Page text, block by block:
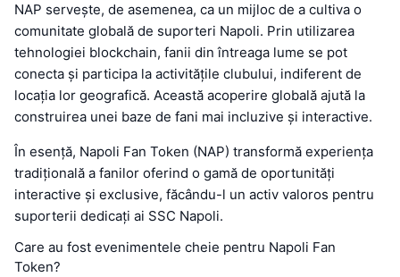
NAP servește, de asemenea, ca un mijloc de a cultiva o
comunitate globală de suporteri Napoli. Prin utilizarea
tehnologiei blockchain, fanii din întreaga lume se pot
conecta și participa la activitățile clubului, indiferent de
locația lor geografică. Această acoperire globală ajută la
construirea unei baze de fani mai incluzive și interactive.
În esență, Napoli Fan Token (NAP) transformă experiența
tradițională a fanilor oferind o gamă de oportunități
interactive și exclusive, făcându-l un activ valoros pentru
suporterii dedicați ai SSC Napoli.
Care au fost evenimentele cheie pentru Napoli Fan
Token?